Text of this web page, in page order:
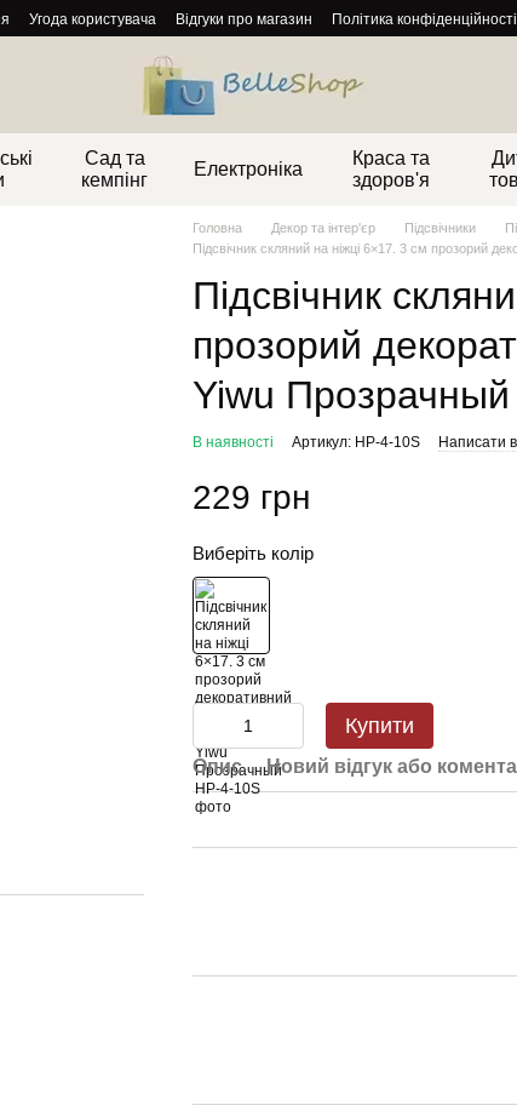
Угода користувача Відгуки про магазин Політика конфіденційності
Сад та
кемпінг
Електроніка
Краса та
здоров'я
Головна Декор та інтер'єр Підсвічники
Підсвічник скляний на ніжці 6×17. 3 см прозорий
Підсвічник
прозорий
Yiwu Прозрачный
В наявності Артикул: HP-4-10S Написати
229 грн
Виберіть колір
Купити
Опис Новий відгук або